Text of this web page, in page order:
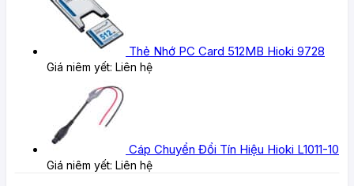
Thẻ Nhớ PC Card 512MB Hioki 9728
Giá niêm yết: Liên hệ
Cáp Chuyển Đổi Tín Hiệu Hioki L1011-10
Giá niêm yết: Liên hệ